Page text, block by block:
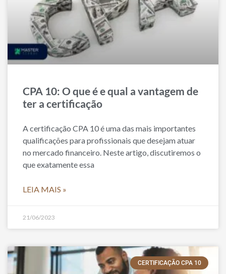
CPA 10: O que é e qual a vantagem de
ter a certificação
A certificação CPA 10 é uma das mais importantes
qualificações para profissionais que desejam atuar
no mercado financeiro. Neste artigo, discutiremos o
que exatamente essa
LEIA MAIS »
21/06/2023
CERTIFICAÇÃO CPA 10